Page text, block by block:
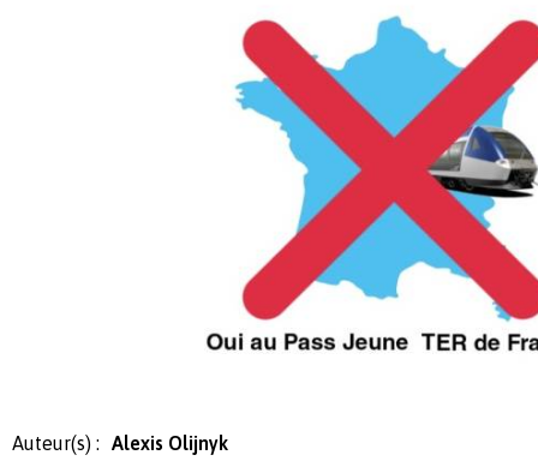
Auteur(s) :
Alexis Olijnyk